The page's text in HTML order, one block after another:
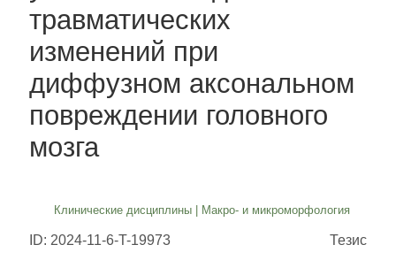
травматических
изменений при
диффузном аксональном
повреждении головного
мозга
Клинические дисциплины Макро- и микроморфология
ID: 2024-11-6-T-19973
Тезис